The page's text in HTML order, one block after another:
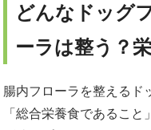
どんなドッグ
ーラは整う？
腸内フローラを整えるド
「総合栄養食であるこ